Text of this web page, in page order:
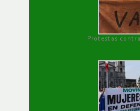
Protestas contra